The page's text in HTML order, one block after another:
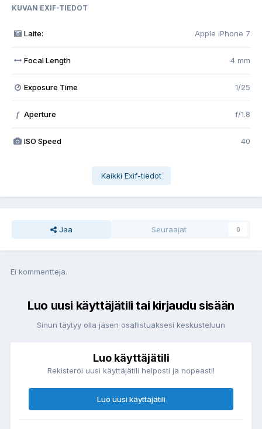
KUVAN EXIF-TIEDOT
Laite: Apple iPhone 7
Focal Length 4 mm
Exposure Time 1/25
f Aperture f/1.8
ISO Speed 40
Kaikki Exif-tiedot
Jaa Seuraajat 0
Ei kommentteja.
Luo uusi käyttäjätili tai kirjaudu sisään
Sinun täytyy olla jäsen osallistuaksesi keskusteluun
Luo käyttäjätili
Rekisteröi uusi käyttäjätili helposti ja nopeasti!
Luo uusi käyttäjätili